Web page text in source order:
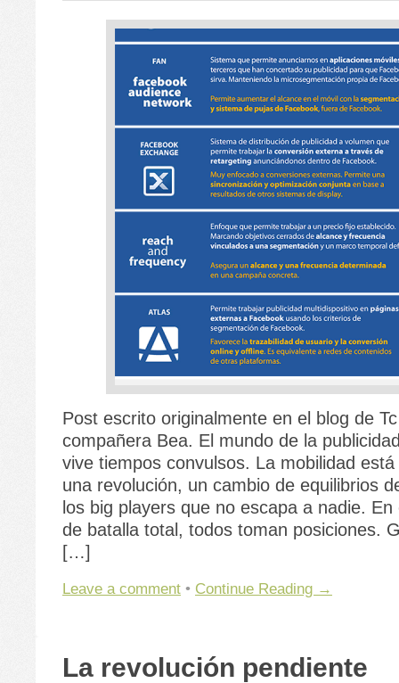
Post escrito originalmente en el blog de
compañera Bea. El mundo de la
vive tiempos convulsos. La mobilidad
una revolución, un cambio de equilibrios
los big players que no escapa a nadie.
de batalla total, todos toman posiciones.
[…]
Leave a comment • Continue Reading →
La revolución pendiente